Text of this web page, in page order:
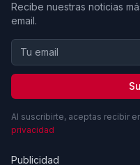
Recibe nuestras noticias
email.
Al suscribirte, aceptas recibir
privacidad
Publicidad